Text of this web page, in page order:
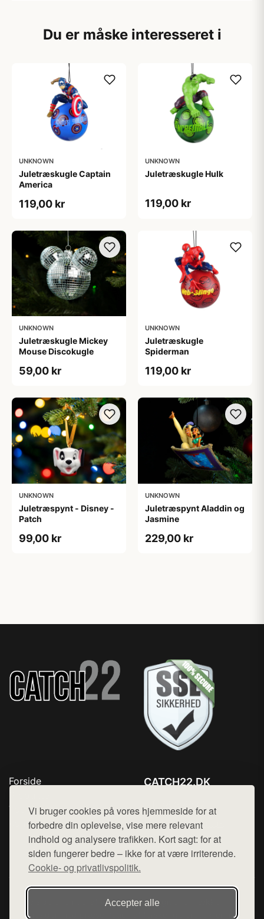
Vi bruger cookies på vores hjemmeside for at
forbedre din oplevelse, vise mere relevant
indhold og analysere trafikken. Kort sagt: for at
siden fungerer bedre – ikke for at være irriterende.
Cookie- og privatlivspolitik.
Accepter alle
Du er måske interesseret i
UNKNOWN
Juletræskugle Captain
America
119,00 kr
UNKNOWN
Juletræskugle Hulk
119,00 kr
UNKNOWN
Juletræskugle Mickey
Mouse Discokugle
59,00 kr
UNKNOWN
Juletræskugle
Spiderman
119,00 kr
UNKNOWN
Juletræspynt - Disney -
Patch
99,00 kr
UNKNOWN
Juletræspynt Aladdin og
Jasmine
229,00 kr
Forside
Top Rabatter
Kontakt
CATCH22.DK
Mail: hej@want.dk
Cookie- og privatlivspolitik
Denne side er en del af want.dk, der udgiver en række
hjemmesider med præsentation af forskellige produkter fra